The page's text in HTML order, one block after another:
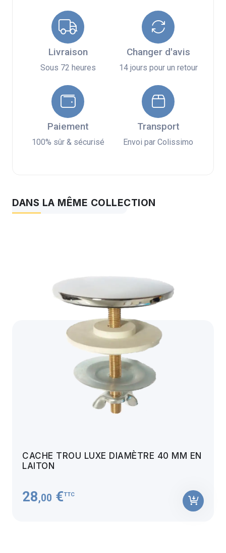
Livraison
Sous 72 heures
Changer d'avis
14 jours pour un retour
Paiement
100% sûr & sécurisé
Transport
Envoi par Colissimo
DANS LA MÊME COLLECTION
CACHE TROU LUXE DIAMÈTRE 40 MM EN
LAITON
28,00 €TTC